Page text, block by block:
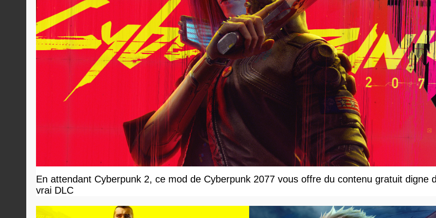
En attendant Cyberpunk 2, ce mod de Cyberpunk 2077 vous offre du contenu gratuit digne
vrai DLC